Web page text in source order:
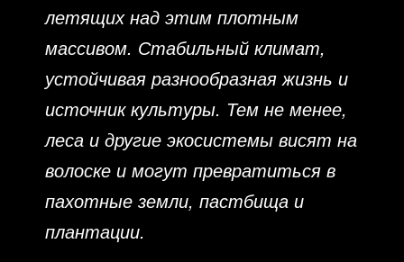
летящих над этим плотным
массивом. Стабильный климат,
устойчивая разнообразная жизнь и
источник культуры. Тем не менее,
леса и другие экосистемы висят на
волоске и могут превратиться в
пахотные земли, пастбища и
плантации.